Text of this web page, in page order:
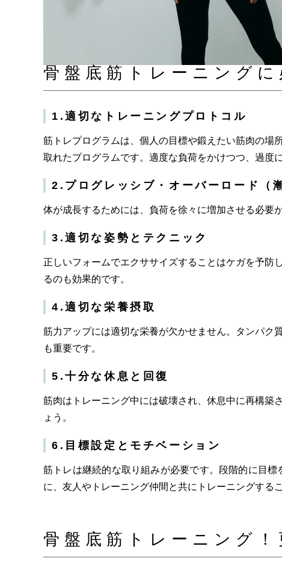
骨盤底筋トレーニングに
1.適切なトレーニングプロトコル
筋トレプログラムは、個人の目標や鍛えたい筋肉の場
取れたプログラムです。適度な負荷をかけつつ、過度
2.プログレッシブ・オーバーロード（
体が成長するためには、負荷を徐々に増加させる必要
3.適切な姿勢とテクニック
正しいフォームでエクササイズすることはケガを予防
るのも効果的です。
4.適切な栄養摂取
筋力アップには適切な栄養が欠かせません。タンパク
も重要です。
5.十分な休息と回復
筋肉はトレーニング中には破壊され、休息中に再構築
ょう。
6.目標設定とモチベーション
筋トレは継続的な取り組みが必要です。段階的に目
に、友人やトレーニング仲間と共にトレーニングする
骨盤底筋トレーニング